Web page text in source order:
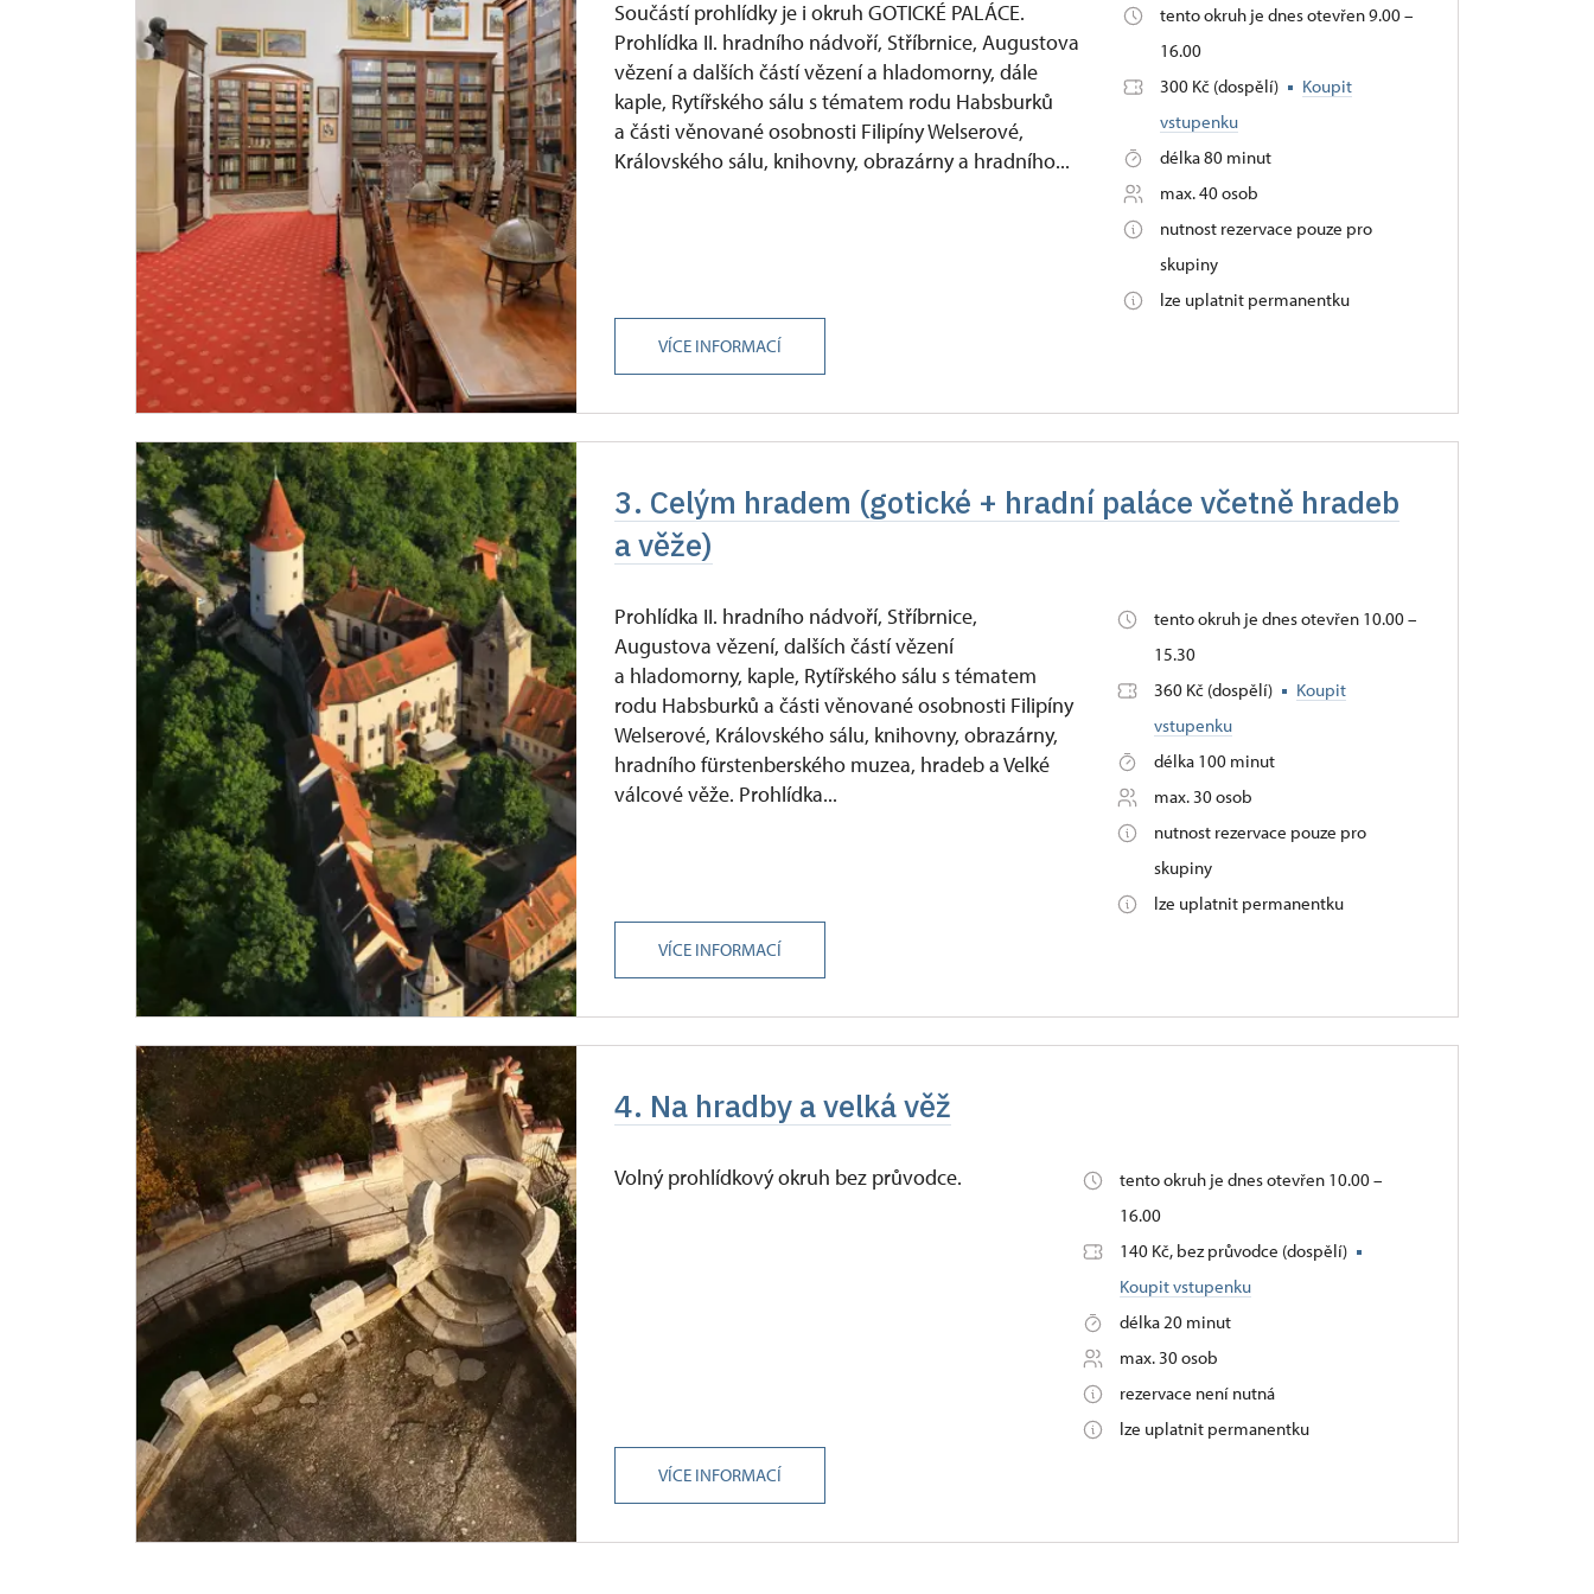
Součástí prohlídky je i okruh GOTICKÉ PALÁCE.
Prohlídka II. hradního nádvoří, Stříbrnice, Augustova
vězení a dalších částí vězení a hladomorny, dále
kaple, Rytířského sálu s tématem rodu Habsburků
a části věnované osobnosti Filipíny Welserové,
Královského sálu, knihovny, obrazárny a hradního...
tento okruh je dnes otevřen 9.00 –
16.00
300 Kč (dospělí)
Koupit
vstupenku
délka 80 minut
max. 40 osob
nutnost rezervace pouze pro
skupiny
lze uplatnit permanentku
VÍCE INFORMACÍ
3. Celým hradem (gotické + hradní paláce včetně hradeb
a věže)
Prohlídka II. hradního nádvoří, Stříbrnice,
Augustova vězení, dalších částí vězení
a hladomorny, kaple, Rytířského sálu s tématem
rodu Habsburků a části věnované osobnosti Filipíny
Welserové, Královského sálu, knihovny, obrazárny,
hradního fürstenberského muzea, hradeb a Velké
válcové věže. Prohlídka...
tento okruh je dnes otevřen 10.00 –
15.30
360 Kč (dospělí)
Koupit
vstupenku
délka 100 minut
max. 30 osob
nutnost rezervace pouze pro
skupiny
lze uplatnit permanentku
VÍCE INFORMACÍ
4. Na hradby a velká věž
Volný prohlídkový okruh bez průvodce.
tento okruh je dnes otevřen 10.00 –
16.00
140 Kč, bez průvodce (dospělí)
Koupit vstupenku
délka 20 minut
max. 30 osob
rezervace není nutná
lze uplatnit permanentku
VÍCE INFORMACÍ